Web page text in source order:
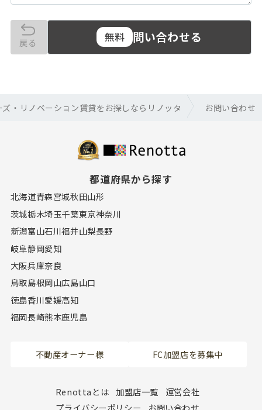
戻る 無料 問い合わせる
・リノベーション賃貸をお探しならリノッタ お問い合わせ
都道府県から探す
北海道青森宮城秋田山形
茨城栃木埼玉千葉東京神奈川
新潟富山石川福井山梨長野
岐阜静岡愛知
大阪兵庫奈良
鳥取島根岡山広島山口
徳島香川愛媛高知
福岡長崎熊本鹿児島
不動産オーナー様 FC加盟店を募集中
Renottaとは 加盟店一覧
運営会社
プライバシーポリシー
お問い合わせ